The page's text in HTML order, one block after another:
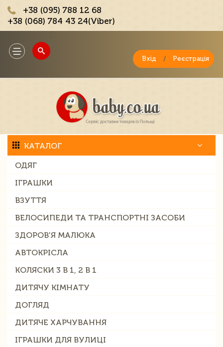
+38 (095) 788 12 68
+38 (068) 784 43 24(Viber)
Toggle
navigation
Вхід / Реєстрація
КАТАЛОГ
ОДЯГ
ІГРАШКИ
ВЗУТТЯ
ВЕЛОСИПЕДИ ТА ТРАНСПОРТНІ ЗАСОБИ
ЗДОРОВ'Я МАЛЮКА
АВТОКРІСЛА
КОЛЯСКИ 3 В 1, 2 В 1
ДИТЯЧУ КІМНАТУ
ДОГЛЯД
ДИТЯЧЕ ХАРЧУВАННЯ
ІГРАШКИ ДЛЯ ВУЛИЦІ